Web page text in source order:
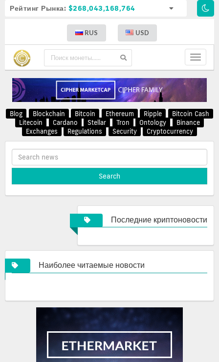
Рейтинг Рынка: $268,043,168,764
RUS USD
Toggle
Blog Blockchain Bitcoin Ethereum Ripple
Bitcoin Cash
Litecoin
Cardano Stellar Tron Ontology
Binance
Exchanges
Regulations Security Cryptocurrency
Последние криптоновости
Наиболее читаемые новости